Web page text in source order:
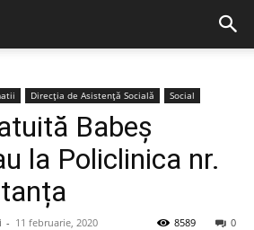
Direcția de Asistență Socială Social
Babeș
la Policlinica nr.
- 11 februarie, 2020 0
8589